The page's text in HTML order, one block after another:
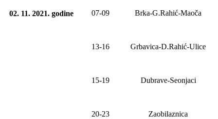
02. 11. 2021. godine 07-09 Brka-G.Rahić-Maoča
13-16 Grbavica-D.Rahić-Ulice
15-19 Dubrave-Seonjaci
20-23 Zaobilaznica